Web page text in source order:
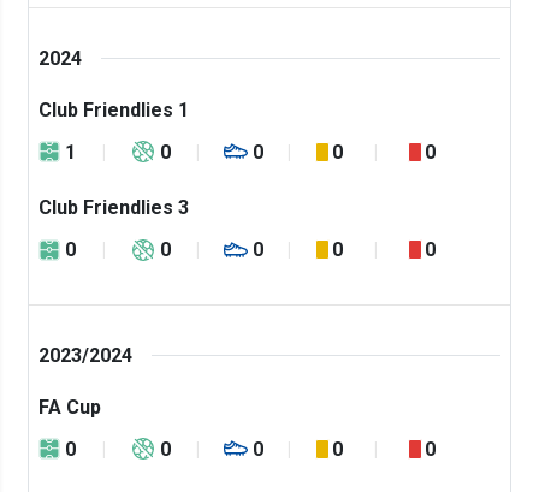
2024
Club Friendlies 1
1
0 0 0 0
Club Friendlies 3
0
0 0 0 0
2023/2024
FA Cup
0
0 0 0 0